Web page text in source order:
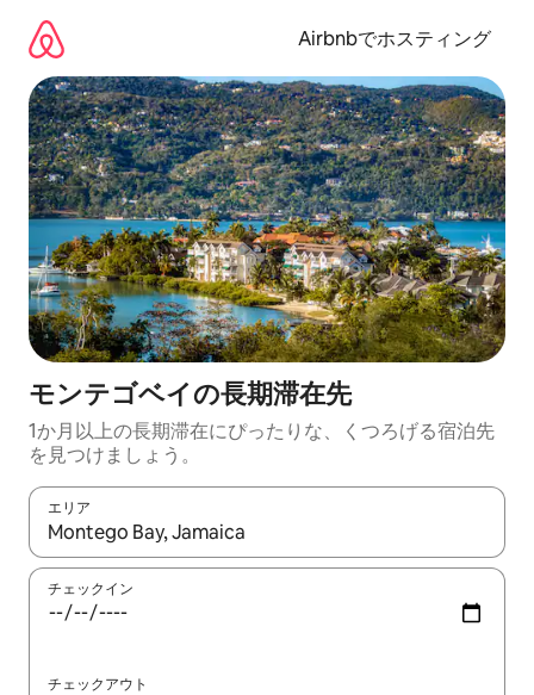
Airbnbでホスティング
モンテゴベイの長期滞在先
1か月以上の長期滞在にぴったりな、くつろげる宿泊先
を見つけましょう。
エリア
検索結果が表示されたら、上下の矢印キーを使って移動するか
チェックイン
チェックアウト